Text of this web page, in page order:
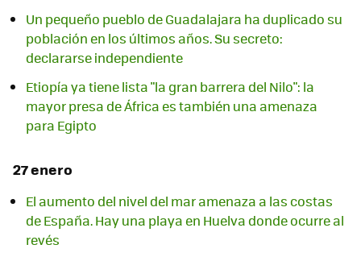
Un pequeño pueblo de Guadalajara ha duplicado su
población en los últimos años. Su secreto:
declararse independiente
Etiopía ya tiene lista "la gran barrera del Nilo": la
mayor presa de África es también una amenaza
para Egipto
27 enero
El aumento del nivel del mar amenaza a las costas
de España. Hay una playa en Huelva donde ocurre al
revés